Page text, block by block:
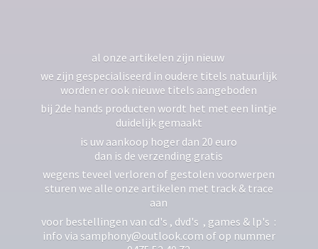
al onze artikelen zijn nieuw
we zijn gespecialiseerd in oudere titels natuurlijk
worden er ook nieuwe titels aangeboden
bij 2de hands producten wordt het met een lintje
duidelijk gemaakt
is uw aankoop hoger dan 20 euro
dan is de verzending gratis
wegens teveel verloren of gestolen voorwerpen
sturen we alle onze artikelen met track & trace
aan
voor bestellingen van cd's , dvd's , games & lp's :
info via samphony@outlook.com of op nummer